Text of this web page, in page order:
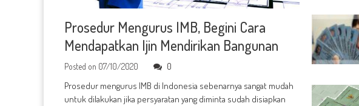
Prosedur Mengurus IMB, Begini Cara
Mendapatkan Ijin Mendirikan Bangunan
Posted on 07/10/2020 0
Prosedur mengurus IMB di Indonesia sebenarnya sangat mudah
untuk dilakukan jika persyaratan yang diminta sudah disiapkan